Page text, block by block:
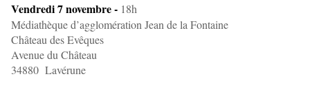
Vendredi 7 novembre - 18h
Médiathèque d’agglomération Jean de la Fontaine
Château des Evêques
Avenue du Château
34880 Lavérune